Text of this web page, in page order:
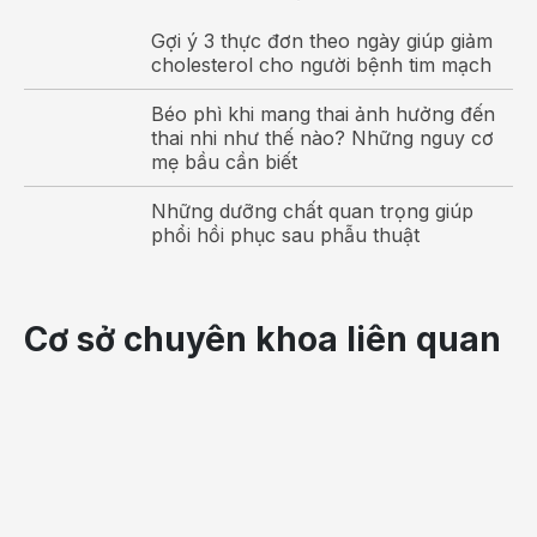
Gợi ý 3 thực đơn theo ngày giúp giảm
cholesterol cho người bệnh tim mạch
Béo phì khi mang thai ảnh hưởng đến
thai nhi như thế nào? Những nguy cơ
mẹ bầu cần biết
Những dưỡng chất quan trọng giúp
phổi hồi phục sau phẫu thuật
Cơ sở chuyên khoa liên quan